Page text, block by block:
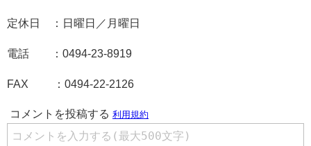
定休日 ：日曜日／月曜日
電話 ：0494-23-8919
FAX ：0494-22-2126